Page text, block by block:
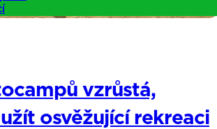
vzrůstá,
osvěžující rekreaci